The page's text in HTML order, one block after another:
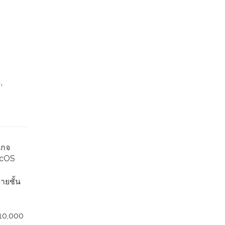
จ
ยชั้น